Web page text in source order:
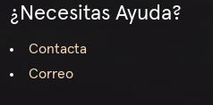
¿Necesitas Ayuda?
Contacta
Correo